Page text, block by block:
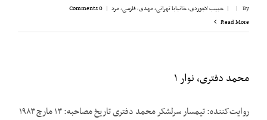
By
|
| حبیب لاجوردی,خانبابا تهرانی، مهدی,فارسی,مرد |
0 Comments
Read More
محمد دفتری، نوار ۱
روایت‌کننده: تیمسار سرلشکر محمد دفتری تاریخ مصاحبه: ۱۳ مارچ ۱۹۸۳